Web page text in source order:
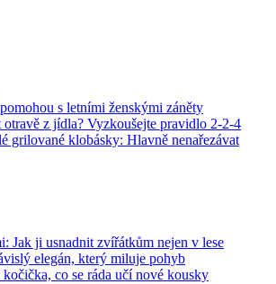
s letními ženskými záněty
otravě z jídla? Vyzkoušejte pravidlo 2-2-4
grilované klobásky: Hlavně nenařezávat
Jak ji usnadnit zvířátkům nejen v lese
elegán, který miluje pohyb
co se ráda učí nové kousky